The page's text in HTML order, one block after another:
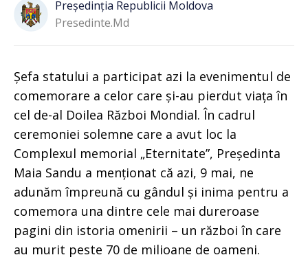
Președinția Republicii Moldova
Presedinte.md
Șefa statului a participat azi la evenimentul de
comemorare a celor care și-au pierdut viața în
cel de-al Doilea Război Mondial. În cadrul
ceremoniei solemne care a avut loc la
Complexul memorial „Eternitate”, Președinta
Maia Sandu a menționat că azi, 9 mai, ne
adunăm împreună cu gândul și inima pentru a
comemora una dintre cele mai dureroase
pagini din istoria omenirii – un război în care
au murit peste 70 de milioane de oameni.